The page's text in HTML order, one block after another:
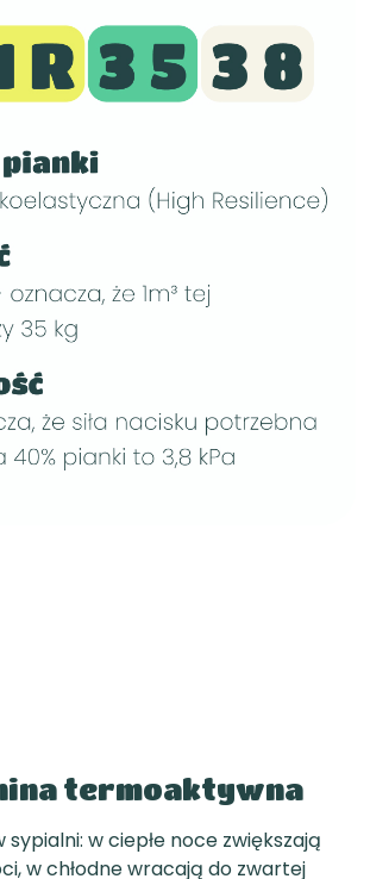
termoaktywna
w ciepłe noce zwiększają
w chłodne wracają do zwartej